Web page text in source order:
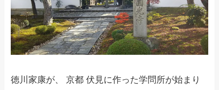
徳川家康が、 京都 伏見に作った学問所が始まり